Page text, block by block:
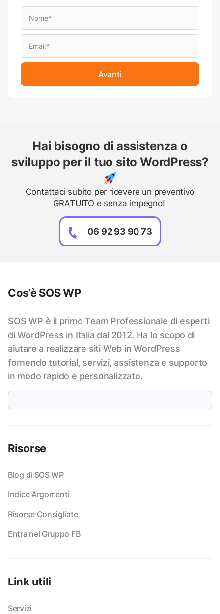
Avanti
Hai bisogno di assistenza o
sviluppo per il tuo sito WordPress?
Contattaci subito per ricevere un preventivo
GRATUITO e senza impegno!
06 92 93 90 73
Cos’è SOS WP
SOS WP è il primo Team Professionale di esperti
di WordPress in Italia dal 2012. Ha lo scopo di
aiutare a realizzare siti Web in WordPress
fornendo tutorial, servizi, assistenza e supporto
in modo rapido e personalizzato.
Risorse
Blog di SOS WP
Indice Argomenti
Risorse Consigliate
Entra nel Gruppo FB
Link utili
Servizi